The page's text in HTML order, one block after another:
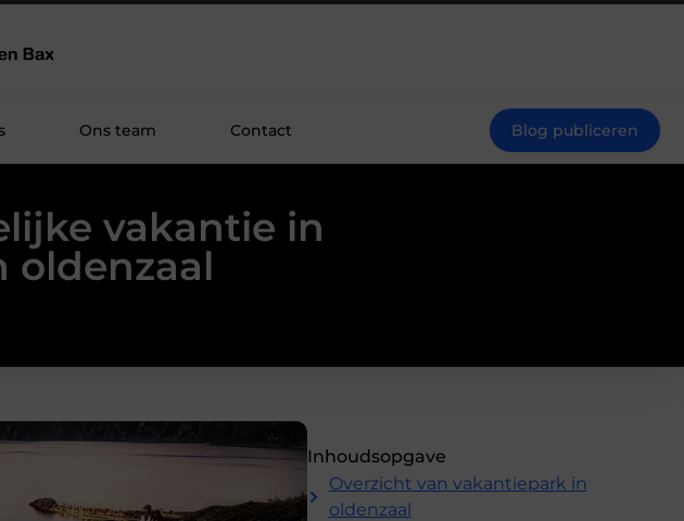
Ons team Contact Blog publiceren
vakantie in
oldenzaal
Inhoudsopgave
Overzicht van vakantiepark in
oldenzaal